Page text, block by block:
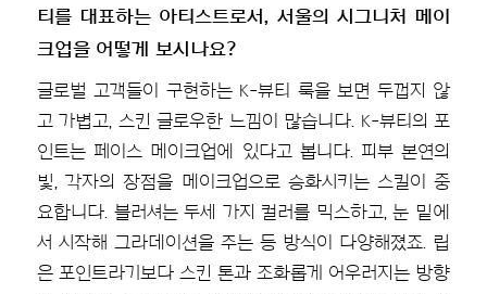
티를 대표하는 아티스트로서, 서울의 시그니처 메이
크업을 어떻게 보시나요?
글로벌 고객들이 구현하는 K-뷰티 룩을 보면 두껍지 않
고 가볍고, 스킨 글로우한 느낌이 많습니다. K-뷰티의 포
인트는 페이스 메이크업에 있다고 봅니다. 피부 본연의
빛, 각자의 장점을 메이크업으로 승화시키는 스킬이 중
요합니다. 블러셔는 두세 가지 컬러를 믹스하고, 눈 밑에
서 시작해 그라데이션을 주는 등 방식이 다양해졌죠. 립
은 포인트라기보다 스킨 톤과 조화롭게 어우러지는 방향